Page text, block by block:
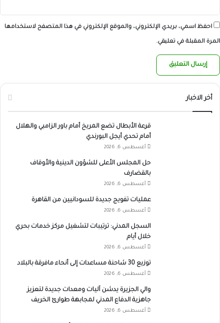
احفظ اسمي، بريدي الإلكتروني، والموقع الإلكتروني في هذا المتصفح لاستخدامها
المرة المقبلة في تعليقي.
أخر الاخبار
قرعة الأبطال تضع المريخ أمام باور الزامبي والهلال
أمام تحدي أيجل البورندي
أغسطس 6, 2026
حل المجلس الأعلى للشؤون الدينية والأوقاف
بالقضارف
أغسطس 6, 2026
عمليات تفويج جديدة للسودانيين من القاهرة
أغسطس 6, 2026
السجل المدني: ترتيبات لتشغيل مركز خدمات بحري
خلال أيام
أغسطس 6, 2026
توزيع 30 شاحنة مساعدات إلى أنحاء مافرقة بالبلاد
أغسطس 6, 2026
والي الجزيرة يدشن آليات ومعدات جديدة لتعزيز
جاهزية الدفاع المدني لمجابهة طوارئ الخريف
أغسطس 6, 2026